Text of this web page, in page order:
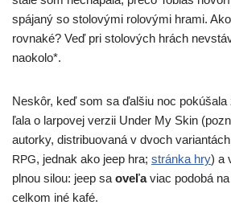
spá­ja­ný so sto­lo­vý­mi rolo­vý­mi hra­mi.
rov­na­ké? Veď pri sto­lo­vých hrách
naokolo*.
Neskôr, keď som sa ďal­šiu noc
ľa­la o lar­po­vej ver­zii Under My Skin
autor­ky, dis­tri­bu­ova­ná v dvoch
RPG, jed­nak ako jeep hra; strán­ka hry) a
plnou silou: jeep sa ove­ľaviac podo­bá
cel­kom iné kafé.